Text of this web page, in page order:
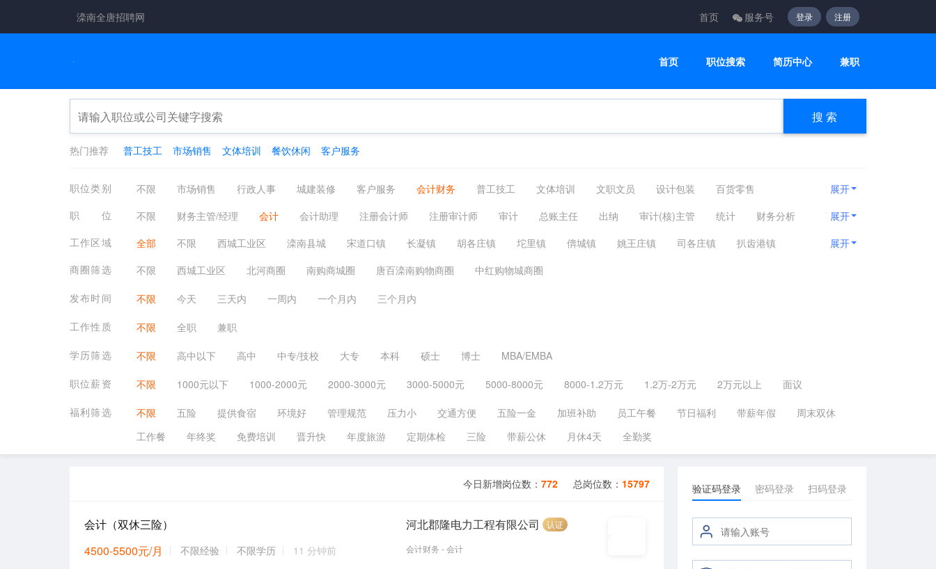
滦南全唐招聘网 首页 服务号 登录 注册
首页 职位搜索 简历中心 兼职
搜 索
热门推荐 普工技工 市场销售 文体培训 餐饮休闲 客户服务
职位类别 不限 市场销售 行政人事 城建装修 客户服务 会计财务 普工技工 文体培训 文职文员 设计包装
百货零售
工厂工业
餐饮休闲 金融保险 管理运营 物流贸易 司机后勤 网络硬件 机械仪表 咨询顾问 电子通讯
医疗美容
翻译法律
轻工工艺 化工制药 摄影影视 能源环保 编辑发行 其他分类 小时工 美甲美睫
展开
职位
不限 财务主管/经理 会计 会计助理 注册会计师 注册审计师 审计 总账主任 出纳 审计(核)主管 统计
财务分析
成本分析/核算
帐目(进出口)管理 营运会计经理 审计会计经理 会计财务其他相关职位
展开
工作区域
全部 不限 西城工业区 滦南县城 宋道口镇 长凝镇 胡各庄镇 坨里镇 倴城镇 姚王庄镇 司各庄镇
扒齿港镇
安各庄镇
程庄镇 青坨营镇 柏各庄镇 柳赞镇 南堡镇 方各庄镇 东黄坨镇
展开
商圈筛选
不限 西城工业区 北河商圈 南购商城圈 唐百滦南购物商圈
中红购物城商圈
发布时间
不限 今天 三天内 一周内 一个月内
三个月内
工作性质
不限 全职
兼职
学历筛选
不限 高中以下 高中 中专/技校 大专 本科 硕士 博士
MBA/EMBA
职位薪资
不限 1000元以下 1000-2000元 2000-3000元 3000-5000元 5000-8000元 8000-1.2万元 1.2万-2万元 2万元以上
面议
福利筛选
不限 五险 提供食宿 环境好 管理规范 压力小 交通方便 五险一金 加班补助 员工午餐 节日福利 带薪年假
周末双休
工作餐
年终奖 免费培训 晋升快 年度旅游 定期体检 三险 带薪公休 月休4天 全勤奖
今日新增岗位数：772 总岗位数： 15797
会计（双休三险）
4500-5500元/月
不限经验 不限学历 11 分钟前
河北郡隆电力工程有限公司 认证
会计财务 - 会计
验证码登录 密码登录 扫码登录